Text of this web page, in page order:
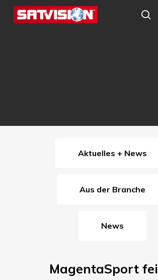
Skip
Aktuelles + News
Aus der Branche
News
MagentaSport